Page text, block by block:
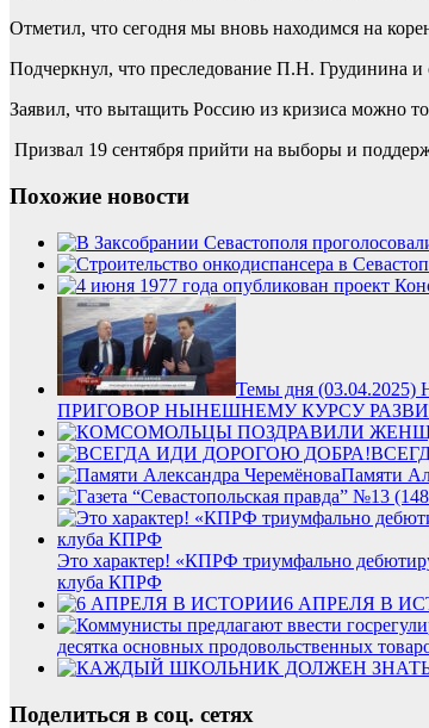
Отметил, что сегодня мы вновь находимся на
Подчеркнул, что преследование П.Н. Грудинина и
Заявил, что вытащить Россию из кризиса можно
Призвал 19 сентября прийти на выборы и
Похожие новости
Темы дня
ПРИГОВОР НЫНЕШНЕМУ КУРСУ
Памяти
Это характер! «КПРФ триумфально
клуба КПРФ
6 АПРЕЛЯ В
десятка основных продовольственных
Поделиться в соц. сетях